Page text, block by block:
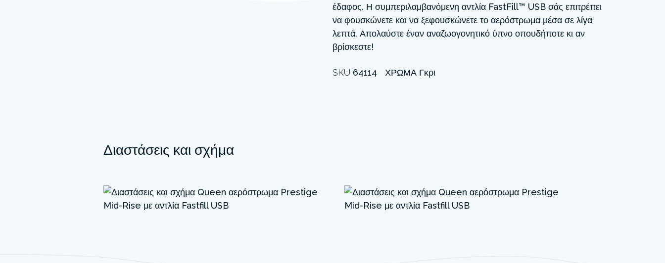
έδαφος. Η συμπεριλαμβανόμενη αντλία FastFill™ USB σάς επιτρέπει
να φουσκώνετε και να ξεφουσκώνετε το αερόστρωμα μέσα σε λίγα
λεπτά. Απολαύστε έναν αναζωογονητικό ύπνο οπουδήποτε κι αν
βρίσκεστε!
SKU 64114 ΧΡΏΜΑ Γκρι
Διαστάσεις και σχήμα